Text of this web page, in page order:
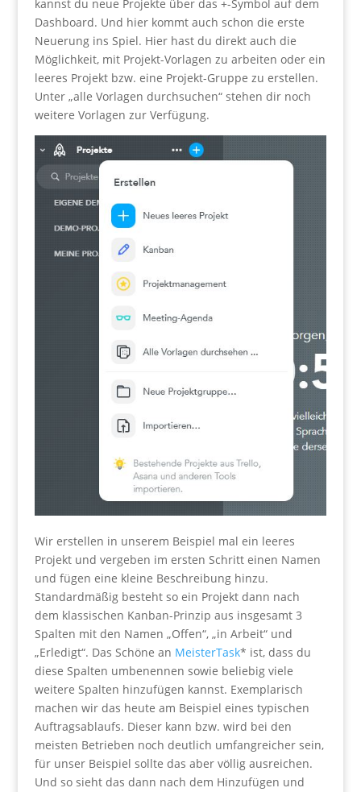
kannst du neue Projekte über das +-Symbol auf dem
Dashboard. Und hier kommt auch schon die erste
Neuerung ins Spiel. Hier hast du direkt auch die
Möglichkeit, mit Projekt-Vorlagen zu arbeiten oder ein
leeres Projekt bzw. eine Projekt-Gruppe zu erstellen.
Unter „alle Vorlagen durchsuchen“ stehen dir noch
weitere Vorlagen zur Verfügung.
Wir erstellen in unserem Beispiel mal ein leeres
Projekt und vergeben im ersten Schritt einen Namen
und fügen eine kleine Beschreibung hinzu.
Standardmäßig besteht so ein Projekt dann nach
dem klassischen Kanban-Prinzip aus insgesamt 3
Spalten mit den Namen „Offen“, „in Arbeit“ und
„Erledigt“. Das Schöne an MeisterTask* ist, dass du
diese Spalten umbenennen sowie beliebig viele
weitere Spalten hinzufügen kannst. Exemplarisch
machen wir das heute am Beispiel eines typischen
Auftragsablaufs. Dieser kann bzw. wird bei den
meisten Betrieben noch deutlich umfangreicher sein,
für unser Beispiel sollte das aber völlig ausreichen.
Und so sieht das dann nach dem Hinzufügen und